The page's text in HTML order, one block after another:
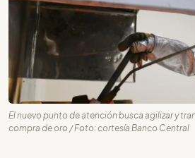
El nuevo punto de atención busca agilizar y
compra de oro / Foto: cortesía Banco Central